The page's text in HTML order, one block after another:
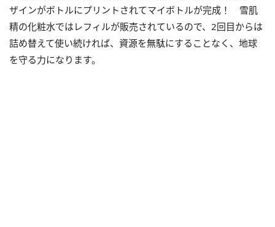
ザインがボトルにプリントされてマイボトルが完成！ 雪肌
精の化粧水ではレフィルが販売されているので、2回目からは
詰め替えて使い続ければ、資源を無駄にすることなく、地球
を守る力になります。